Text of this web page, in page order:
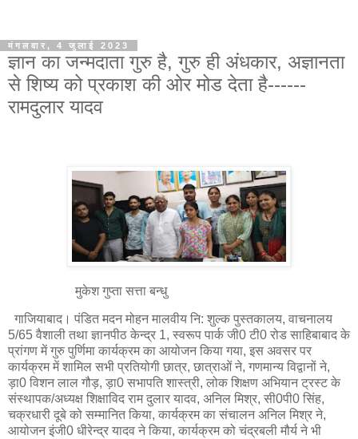
मंगलवार, 4 जुलाई 2023
ज्ञान का जन्मदाता गुरु है, गुरु ही अंधकार, अज्ञानता
से शिष्य को प्रकाश की ओर मोड देता है------
रामदुलार यादव
मुकेश गुप्ता सत्ता बन्धु
गाजियाबाद। पंडित मदन मोहन मालवीय नि: शुल्क पुस्तकालय, वाचनालय
5/65 वैशाली तथा ज्ञानपीठ केन्द्र 1, स्वरूप पार्क जी0 टी0 रोड साहिबाबाद के
प्रांगण में गुरु पुर्णिमा कार्यक्रम का आयोजन किया गया, इस अवसर पर
कार्यक्रम में शामिल सभी प्रतियोगी छात्र, छात्राओं ने, गणमान्य विद्वानों ने,
ड़ा0 विशन लाल गौड़, ड़ा0 सभापति शास्त्री, लोक शिक्षण अभियान ट्रस्ट के
संस्थापक/अध्यक्ष शिक्षाविद राम दुलार यादव, अनिल मिश्र, सी0पी0 सिंह,
चक्रधारी दूबे को सम्मानित किया, कार्यक्रम का संचालन अनिल मिश्र ने,
आयोजन इंजी0 धीरेन्द्र यादव ने किया, कार्यक्रम को चंद्रबली मौर्य ने भी